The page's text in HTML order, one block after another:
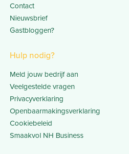
Contact
Nieuwsbrief
Gastbloggen?
Hulp nodig?
Meld jouw bedrijf aan
Veelgestelde vragen
Privacyverklaring
Openbaarmakingsverklaring
Cookiebeleid
Smaakvol NH Business